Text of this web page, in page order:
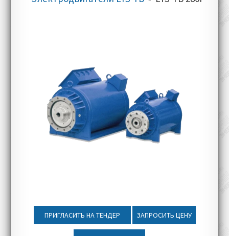
ПРИГЛАСИТЬ НА ТЕНДЕР ЗАПРОСИТЬ ЦЕНУ